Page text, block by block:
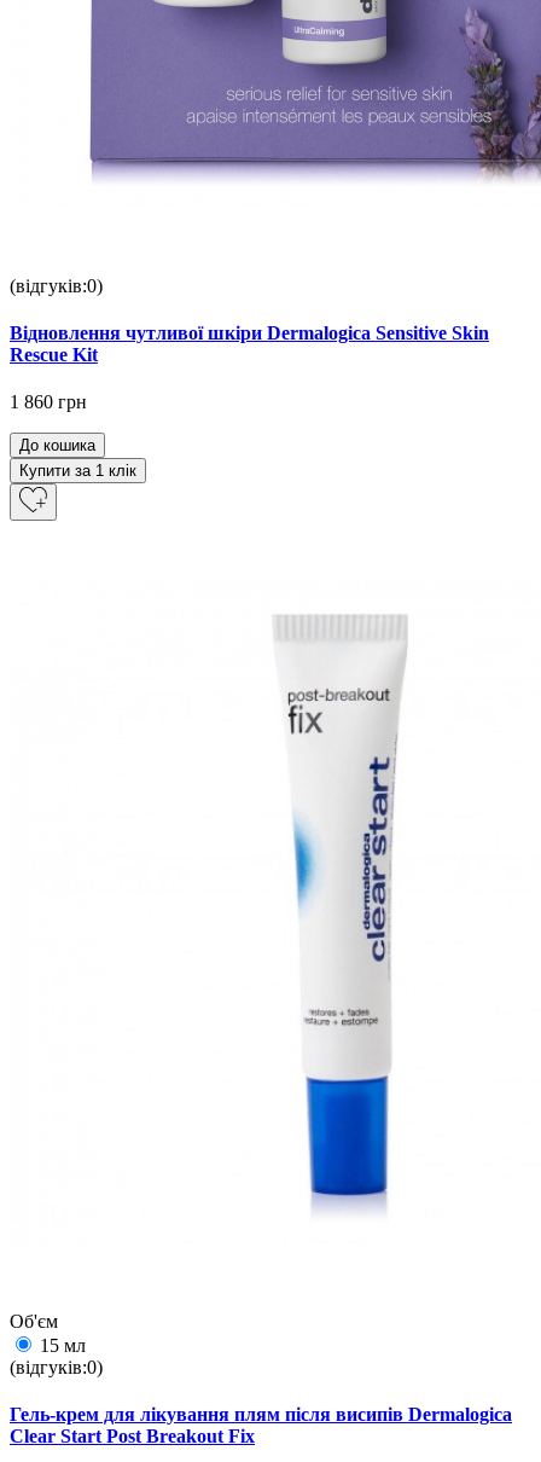
(відгуків:0)
Відновлення чутливої шкіри Dermalogica Sensitive Skin
Rescue Kit
1 860 грн
До кошика
Купити за 1 клiк
Об'єм
15 мл
(відгуків:0)
Гель-крем для лікування плям після висипів Dermalogica
Clear Start Post Breakout Fix